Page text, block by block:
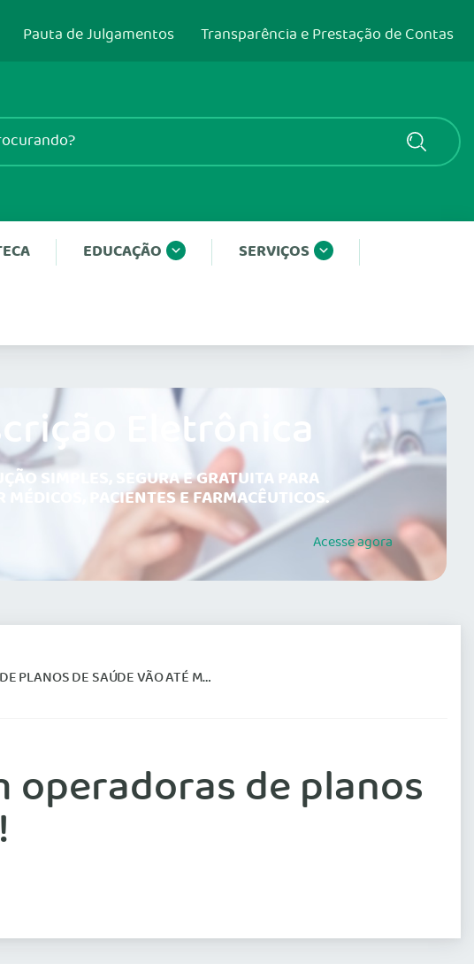
Pauta de Julgamentos Transparência e Prestação de Contas
EDUCAÇÃO SERVIÇOS
Eletrônica
SIMPLES, SEGURA E GRATUITA PARA
MÉDICOS, PACIENTES E FARMACÊUTICOS.
Acesseagora
VÃO ATÉ MARÇO. FIQUE ATENTO!
operadoras de planos